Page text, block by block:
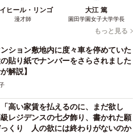
ヒール・リンゴ
漫才師
大江 篤
園田学園女子大学学長
もっと見る
ション敷地内に度々車を停めていた
貼り紙でナンバーをさらされました
解説】
「高い家賃を払えるのに、まだ欲し
レジデンスの七夕飾り、書かれた願
くり 人の欲には終わりがないのか